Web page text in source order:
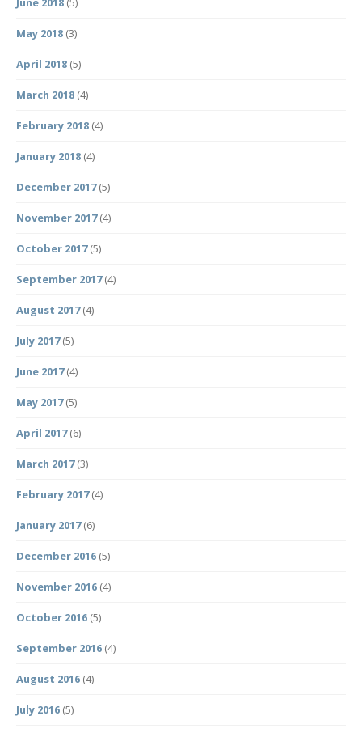
May 2018 (3)
April 2018 (5)
March 2018 (4)
February 2018 (4)
January 2018 (4)
December 2017(5)
November 2017(4)
October 2017(5)
September 2017(4)
August 2017(4)
July 2017(5)
June 2017(4)
May 2017(5)
April 2017(6)
March 2017(3)
February 2017(4)
January 2017(6)
December 2016 (5)
November 2016 (4)
October 2016 (5)
September 2016 (4)
August 2016 (4)
July 2016 (5)